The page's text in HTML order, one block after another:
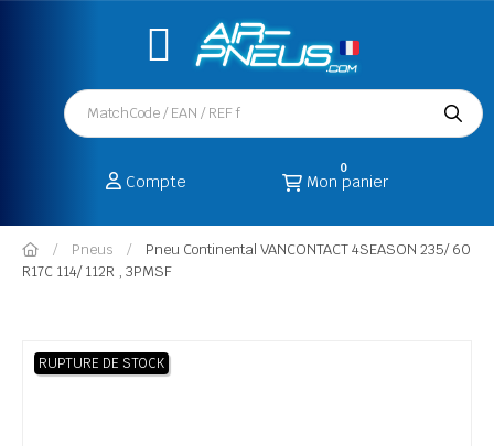
Compte Mon panier
0
Pneus
Pneu Continental VANCONTACT 4SEASON 235/ 60
R17C 114/ 112R , 3PMSF
RUPTURE DE STOCK